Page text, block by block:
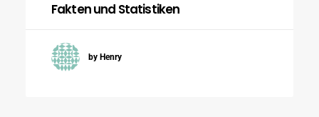
Fakten und Statistiken
by Henry